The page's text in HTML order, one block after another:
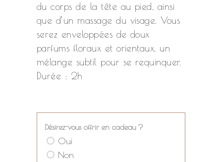
du corps de la tête au pied, ainsi
que d’un massage du visage. Vous
serez enveloppées de doux
parfums floraux et orientaux, un
mélange subtil pour se requinquer.
Durée : 2h
Désirez-vous offrir en cadeau ?
Oui
Non